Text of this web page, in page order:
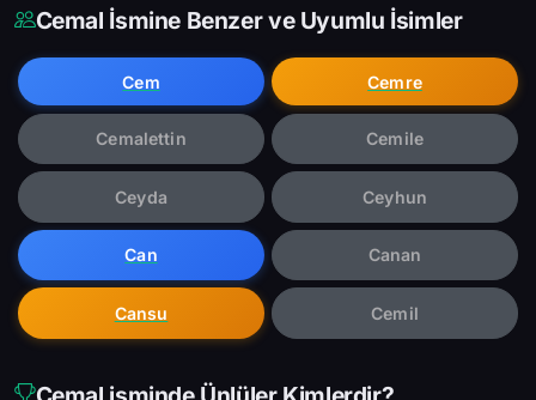
Cemal İsmine Benzer ve Uyumlu İsimler
Cem Cemre
Cemalettin Cemile
Ceyda Ceyhun
Can Canan
Cansu Cemil